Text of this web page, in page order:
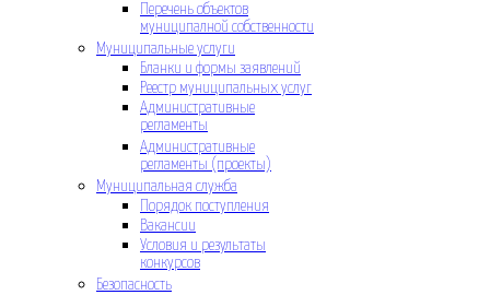
Перечень объектов
муниципалной собственности
Муниципальные услуги
Бланки и формы заявлений
Реестр муниципальных услуг
Административные
регламенты
Административные
регламенты (проекты)
Муниципальная служба
Порядок поступления
Вакансии
Условия и результаты
конкурсов
Безопасность